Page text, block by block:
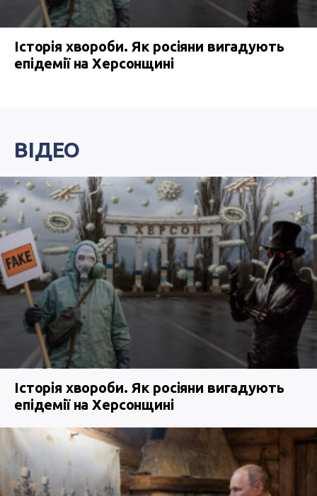
Історія хвороби. Як росіяни вигадують
епідемії на Херсонщині
ВІДЕО
Історія хвороби. Як росіяни вигадують
епідемії на Херсонщині